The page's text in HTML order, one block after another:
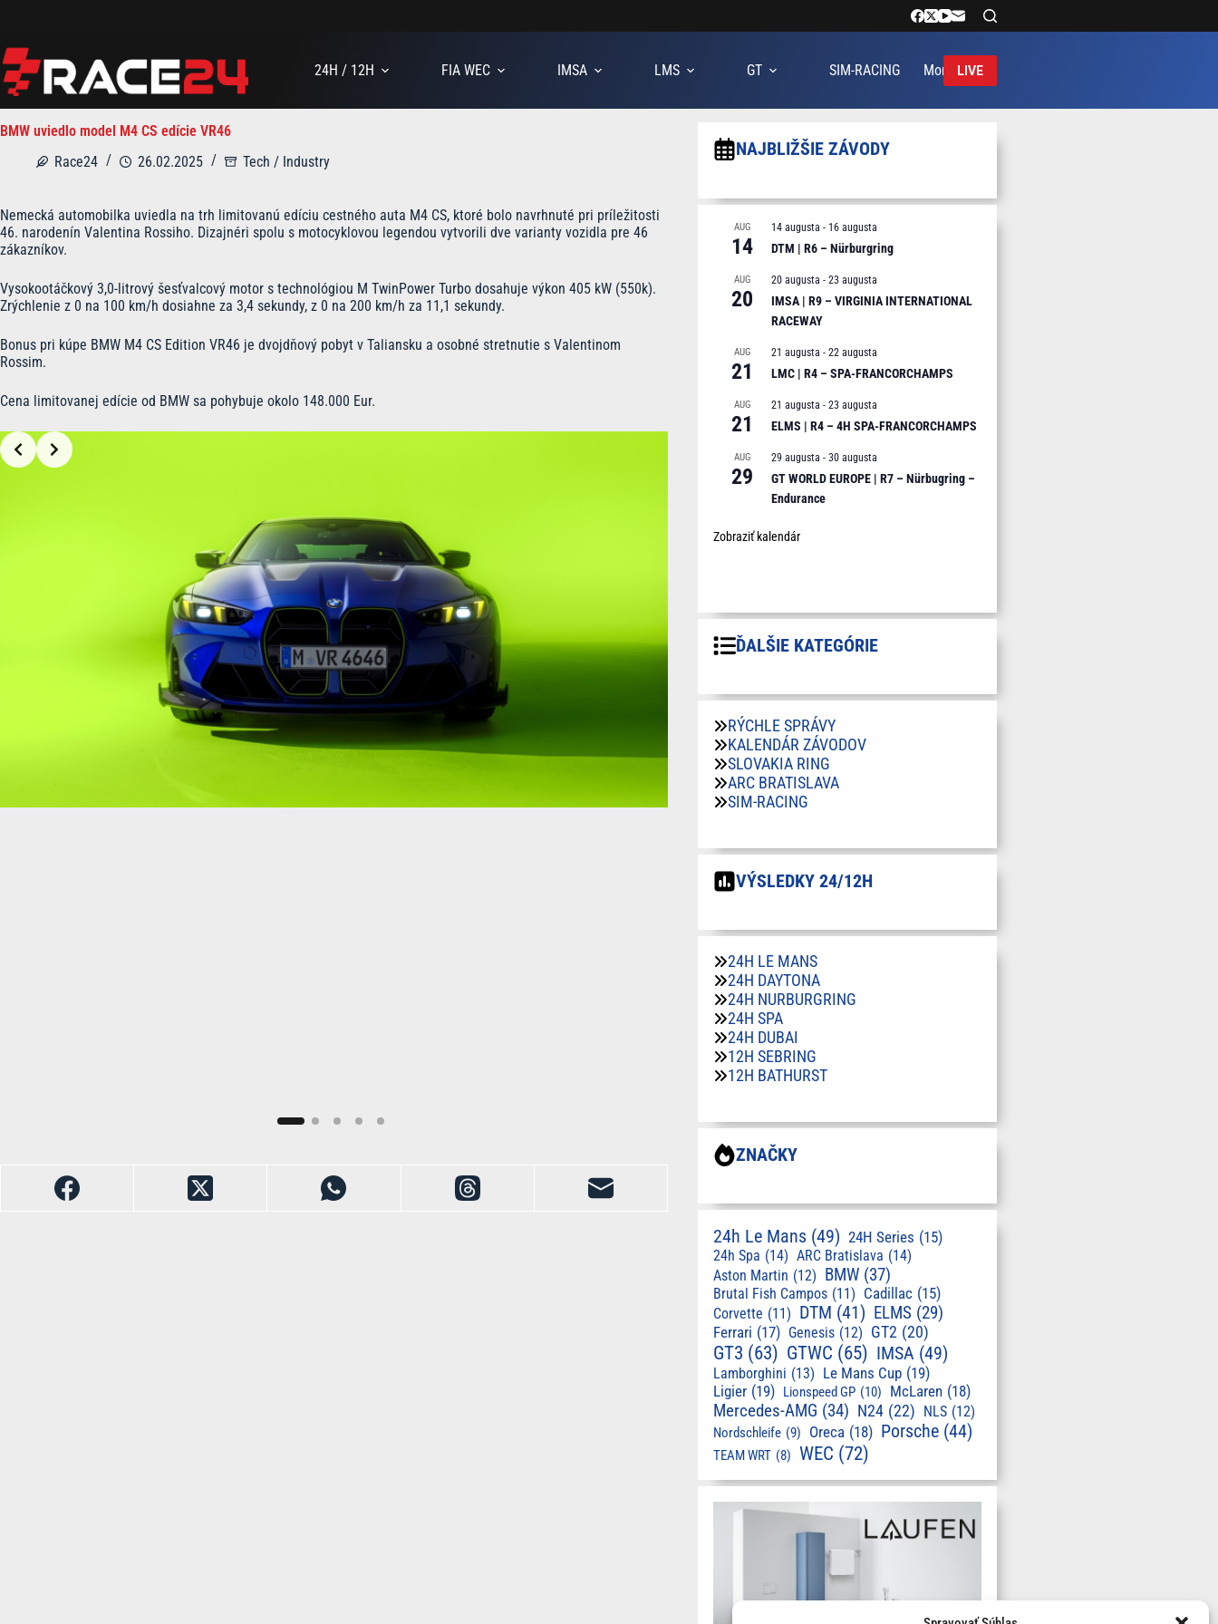
24H / 12H
FIA WEC IMSA LMS GT SIM-RACING More LIVE
BMW uviedlo model M4 CS edície VR46
Race24
26.02.2025 Tech / Industry
Nemecká automobilka uviedla na trh limitovanú edíciu cestného auta M4 CS, ktoré bolo navrhnuté pri príležitosti
46. narodenín Valentina Rossiho. Dizajnéri spolu s motocyklovou legendou vytvorili dve varianty vozidla pre 46
zákazníkov.
Vysokootáčkový 3,0-litrový šesťvalcový motor s technológiou M TwinPower Turbo dosahuje výkon 405 kW (550k).
Zrýchlenie z 0 na 100 km/h dosiahne za 3,4 sekundy, z 0 na 200 km/h za 11,1 sekundy.
Bonus pri kúpe BMW M4 CS Edition VR46 je dvojdňový pobyt v Taliansku a osobné stretnutie s Valentinom
Rossim.
Cena limitovanej edície od BMW sa pohybuje okolo 148.000 Eur.
NAJBLIŽŠIE ZÁVODY
AUG
14
14 augusta - 16 augusta
DTM | R6 – Nürburgring
AUG
20
20 augusta - 23 augusta
IMSA | R9 – VIRGINIA INTERNATIONAL
RACEWAY
AUG
21
21 augusta - 22 augusta
LMC | R4 – SPA-FRANCORCHAMPS
AUG
21
21 augusta - 23 augusta
ELMS | R4 – 4H SPA-FRANCORCHAMPS
AUG
29
29 augusta - 30 augusta
GT WORLD EUROPE | R7 – Nürbugring –
Endurance
Zobraziť kalendár
ĎALŠIE KATEGÓRIE
RÝCHLE SPRÁVY
KALENDÁR ZÁVODOV
SLOVAKIA RING
ARC BRATISLAVA
SIM-RACING
VÝSLEDKY 24/12H
24H LE MANS
24H DAYTONA
24H NURBURGRING
24H SPA
24H DUBAI
12H SEBRING
12H BATHURST
ZNAČKY
24h Le Mans (49) 24H Series (15)
24h Spa (14) ARC Bratislava (14)
Aston Martin (12) BMW (37)
Brutal Fish Campos (11) Cadillac (15)
Corvette (11) DTM (41) ELMS (29)
Ferrari (17) Genesis (12) GT2 (20)
GT3 (63) GTWC (65) IMSA (49)
Lamborghini (13) Le Mans Cup (19)
Ligier (19) Lionspeed GP (10) McLaren (18)
Mercedes-AMG (34) N24 (22) NLS (12)
Nordschleife (9) Oreca (18) Porsche (44)
TEAM WRT (8) WEC (72)